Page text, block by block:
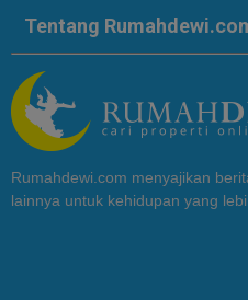
Tentang
Rumahdewi.com menyajikan
lainnya untuk kehidupan yang